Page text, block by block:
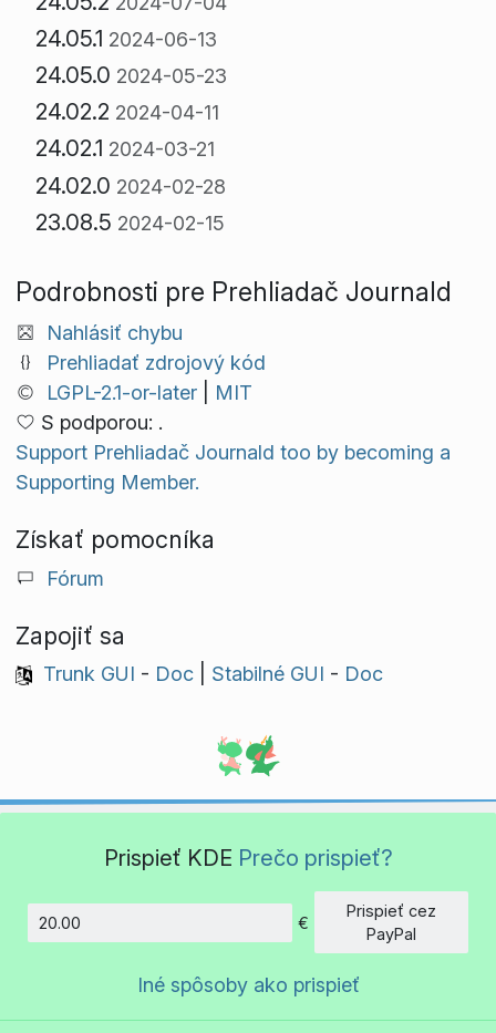
24.05.1 2024-06-13
24.05.0 2024-05-23
24.02.2 2024-04-11
24.02.1 2024-03-21
24.02.0 2024-02-28
23.08.5 2024-02-15
Podrobnosti pre Prehliadač Journald
Nahlásiť chybu
Prehliadať zdrojový kód
LGPL-2.1-or-later|
MIT
S podporou: .
Support Prehliadač Journald too by becoming a
Supporting Member.
Získať pomocníka
Fórum
Zapojiť sa
Trunk GUI - Doc| Stabilné GUI - Doc
Prispieť KDE Prečo prispieť?
Množstvo
€
Prispieť cez
PayPal
Iné spôsoby ako prispieť